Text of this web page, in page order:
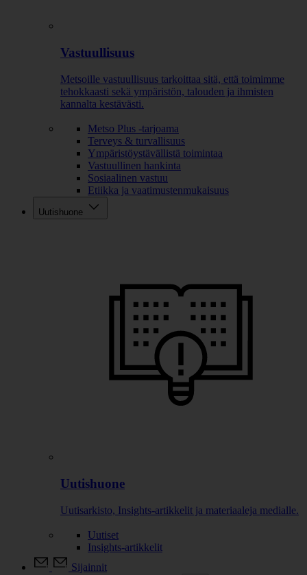
Vastuullisuus
Metsoille vastuullisuus tarkoittaa sitä, että toimimme
tehokkaasti sekä ympäristön, talouden ja ihmisten
kannalta kestävästi.
Metso Plus -tarjoama
Terveys & turvallisuus
Ympäristöystävällistä toimintaa
Vastuullinen hankinta
Sosiaalinen vastuu
Etiikka ja vaatimustenmukaisuus
Uutishuone
Uutishuone
Uutisarkisto, Insights-artikkelit ja materiaaleja medialle.
Uutiset
Insights-artikkelit
Sijainnit